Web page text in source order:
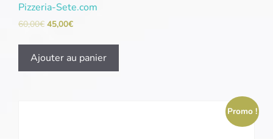
Pizzeria-Sete.com
60,00€ 45,00€
Ajouter au panier
Promo !